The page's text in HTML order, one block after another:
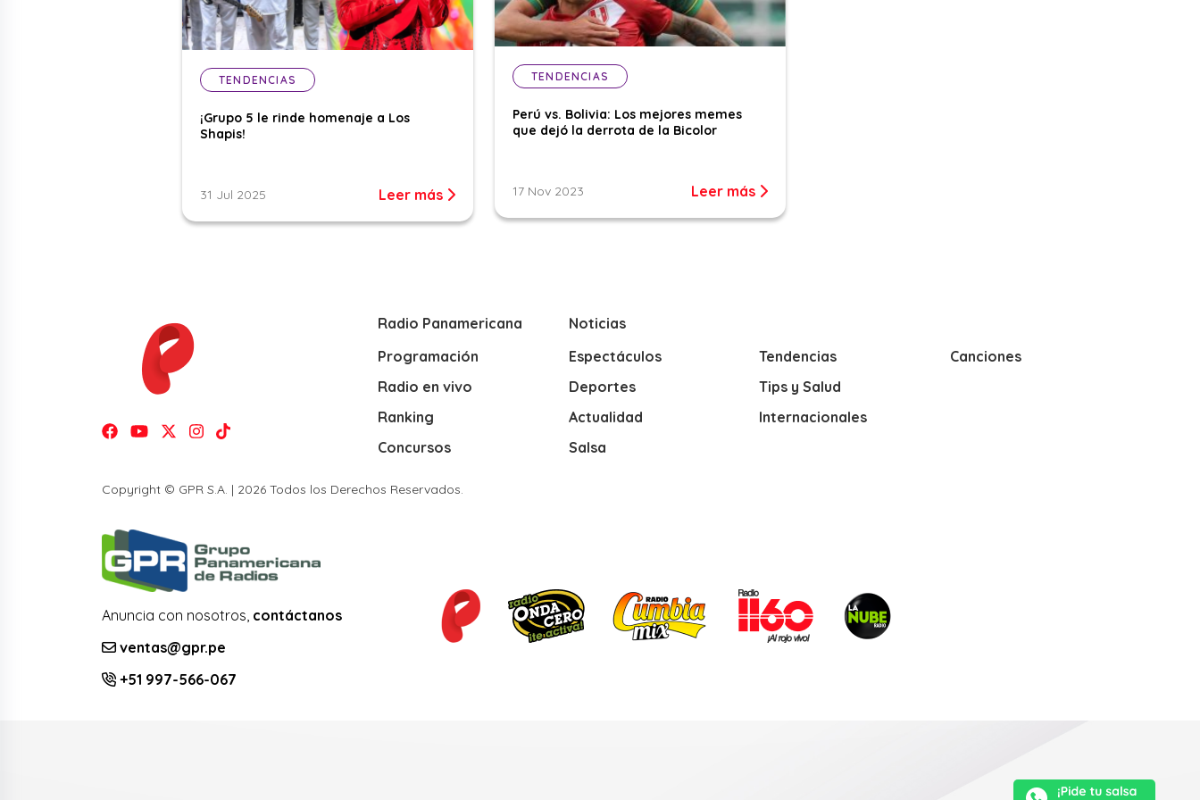
TENDENCIAS
¡Grupo 5 le rinde homenaje a Los
Shapis!
31 Jul 2025 Leer más
TENDENCIAS
Perú vs. Bolivia: Los mejores memes
que dejó la derrota de la Bicolor
17 Nov 2023 Leer más
Radio Panamericana
Programación
Radio en vivo
Ranking
Concursos
Noticias
Espectáculos
Deportes
Actualidad
Salsa
Tendencias
Tips y Salud
Internacionales
Canciones
Copyright © GPR S.A. | 2026 Todos los Derechos Reservados.
Anuncia con nosotros, contáctanos
ventas@gpr.pe
+51 997-566-067